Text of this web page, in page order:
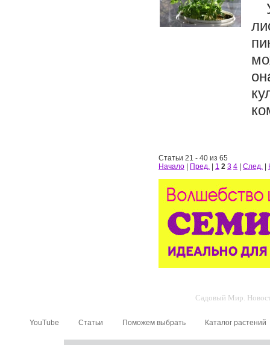
Статьи 21 - 40 из 65
Начало
Пред. 1 2 3 4 След.
Садовый Мир.
YouTube Статьи Поможем выбрать Каталог растений